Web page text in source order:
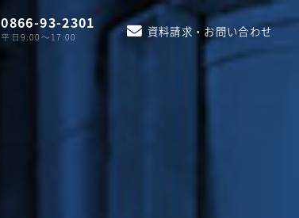
0866-93-2301
平日9:00〜17:00 資料請求・お問い合わせ